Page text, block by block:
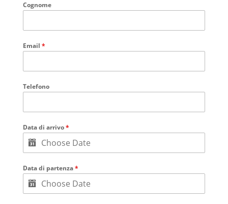
Cognome
Email *
Telefono
Data di arrivo*
Data di partenza*